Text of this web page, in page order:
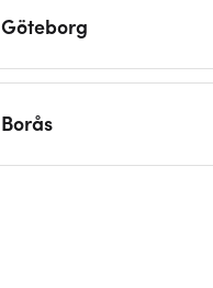
Göteborg
Borås